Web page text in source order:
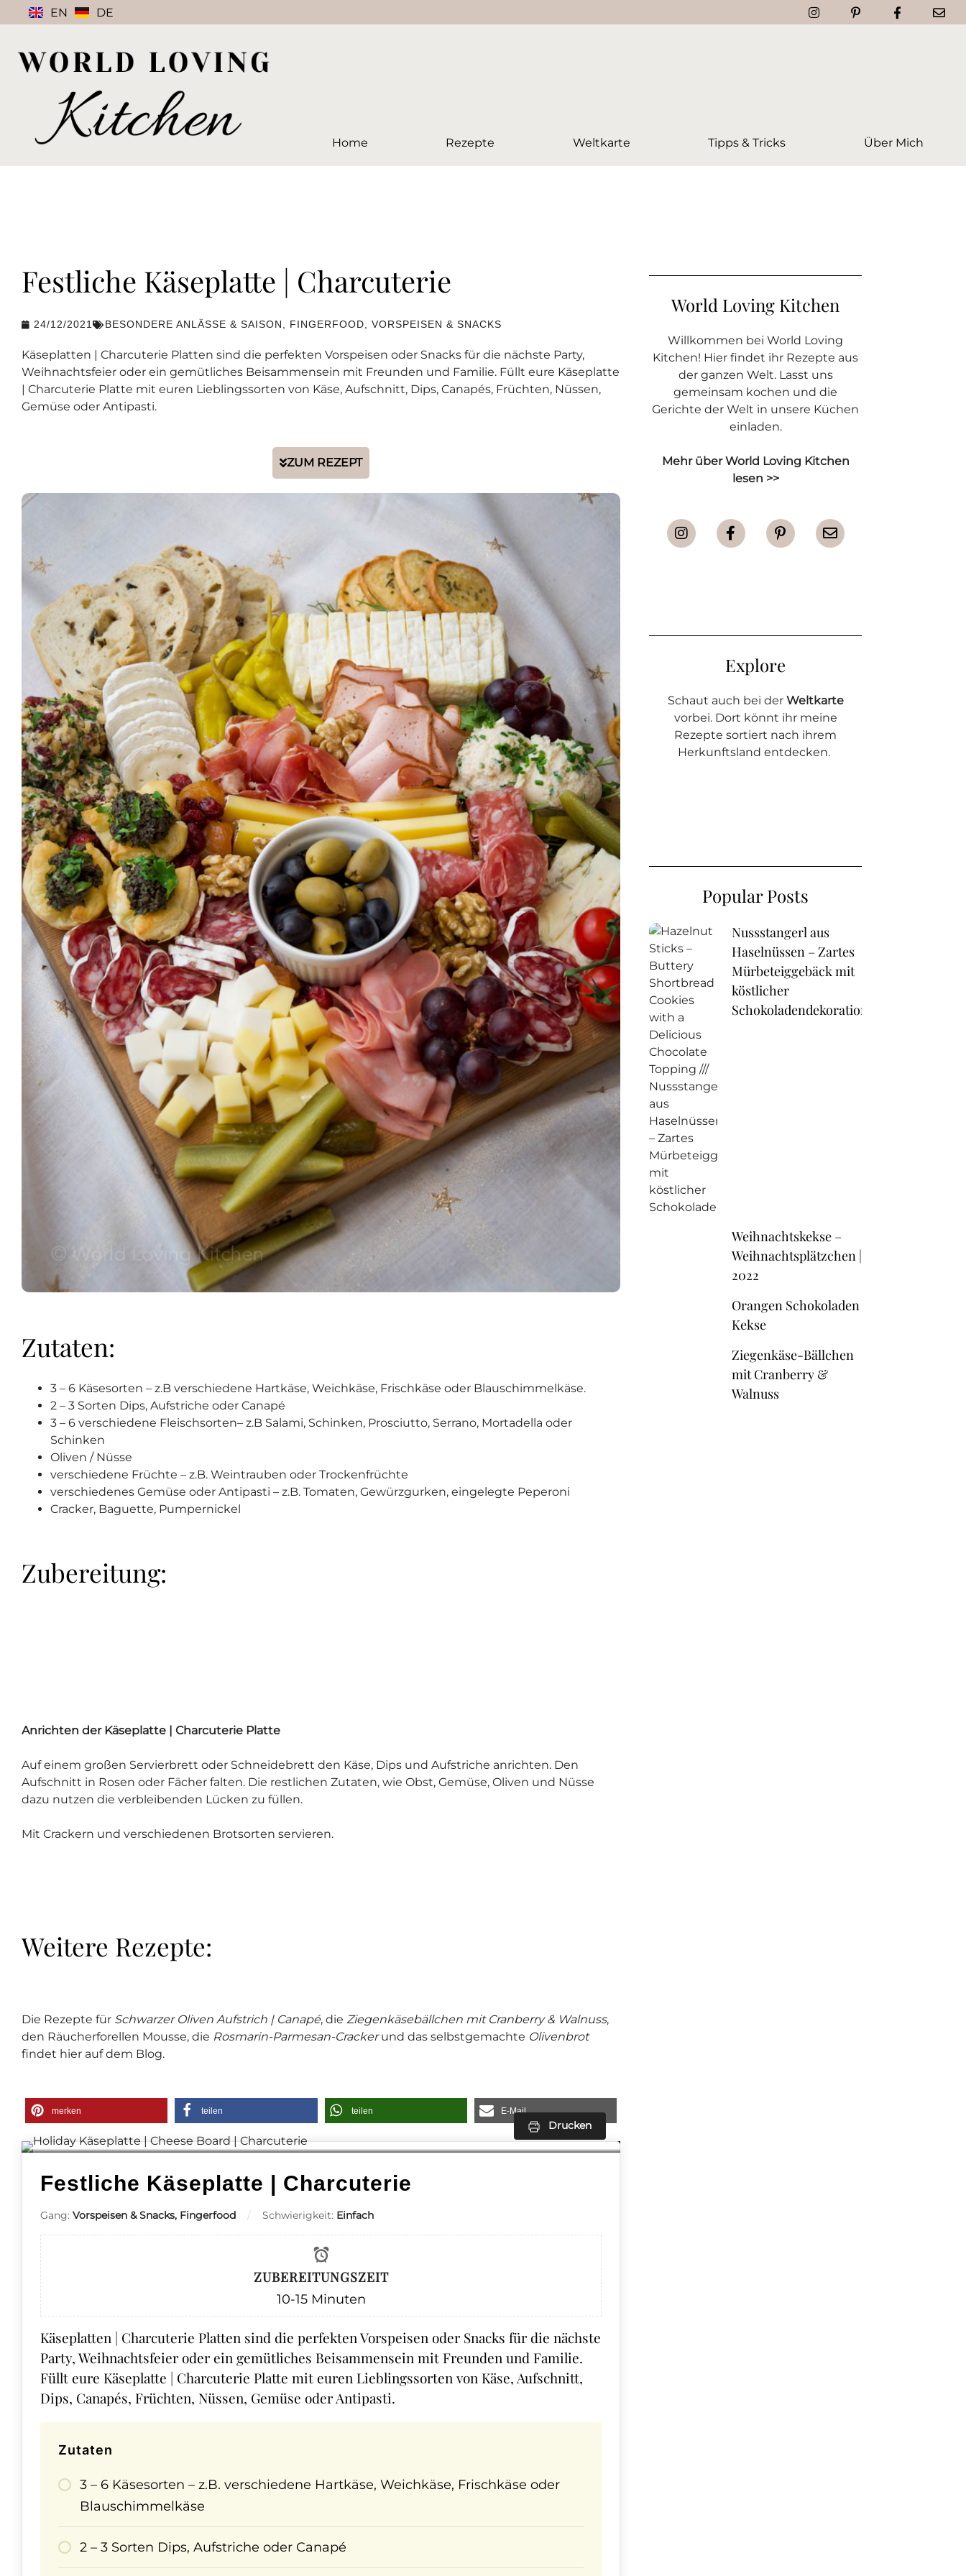
EN DE
Home Rezepte Weltkarte Tipps & Tricks Über Mich
Festliche Käseplatte | Charcuterie
24/12/2021 BESONDERE ANLÄSSE & SAISON, FINGERFOOD, VORSPEISEN & SNACKS
Käseplatten | Charcuterie Platten sind die perfekten Vorspeisen oder Snacks für die nächste Party,
Weihnachtsfeier oder ein gemütliches Beisammensein mit Freunden und Familie. Füllt eure Käseplatte
| Charcuterie Platte mit euren Lieblingssorten von Käse, Aufschnitt, Dips, Canapés, Früchten, Nüssen,
Gemüse oder Antipasti.
ZUM REZEPT
Zutaten:
3 – 6 Käsesorten – z.B verschiedene Hartkäse, Weichkäse, Frischkäse oder Blauschimmelkäse.
2 – 3 Sorten Dips, Aufstriche oder Canapé
3 – 6 verschiedene Fleischsorten– z.B Salami, Schinken, Prosciutto, Serrano, Mortadella oder
Schinken
Oliven / Nüsse
verschiedene Früchte – z.B. Weintrauben oder Trockenfrüchte
verschiedenes Gemüse oder Antipasti – z.B. Tomaten, Gewürzgurken, eingelegte Peperoni
Cracker, Baguette, Pumpernickel
Zubereitung:
Anrichten der Käseplatte | Charcuterie Platte
Auf einem großen Servierbrett oder Schneidebrett den Käse, Dips und Aufstriche anrichten. Den
Aufschnitt in Rosen oder Fächer falten. Die restlichen Zutaten, wie Obst, Gemüse, Oliven und Nüsse
dazu nutzen die verbleibenden Lücken zu füllen.
Mit Crackern und verschiedenen Brotsorten servieren.
Weitere Rezepte:
Die Rezepte für Schwarzer Oliven Aufstrich | Canapé, die Ziegenkäsebällchen mit Cranberry & Walnuss,
den Räucherforellen Mousse, die Rosmarin-Parmesan-Crackerund das selbstgemachte Olivenbrot
findet hier auf dem Blog.
merken teilen teilen E-Mail
Drucken
Festliche Käseplatte | Charcuterie
Gang: Vorspeisen & Snacks, Fingerfood Schwierigkeit: Einfach
ZUBEREITUNGSZEIT
10-15 Minuten
Käseplatten | Charcuterie Platten sind die perfekten Vorspeisen oder Snacks für die nächste
Party, Weihnachtsfeier oder ein gemütliches Beisammensein mit Freunden und Familie.
Füllt eure Käseplatte | Charcuterie Platte mit euren Lieblingssorten von Käse, Aufschnitt,
Dips, Canapés, Früchten, Nüssen, Gemüse oder Antipasti.
Zutaten
3 – 6 Käsesorten – z.B. verschiedene Hartkäse, Weichkäse, Frischkäse oder
Blauschimmelkäse
2 – 3 Sorten Dips, Aufstriche oder Canapé
World Loving Kitchen
Willkommen bei World Loving
Kitchen! Hier findet ihr Rezepte aus
der ganzen Welt. Lasst uns
gemeinsam kochen und die
Gerichte der Welt in unsere Küchen
einladen.
Mehr über World Loving Kitchen
lesen >>
Explore
Schaut auch bei der Weltkarte
vorbei. Dort könnt ihr meine
Rezepte sortiert nach ihrem
Herkunftsland entdecken.
Popular Posts
Nussstangerl aus
Haselnüssen – Zartes
Mürbeteiggebäck mit
köstlicher
Schokoladendekoration
Weihnachtskekse –
Weihnachtsplätzchen |
2022
Orangen Schokoladen
Kekse
Ziegenkäse-Bällchen
mit Cranberry &
Walnuss